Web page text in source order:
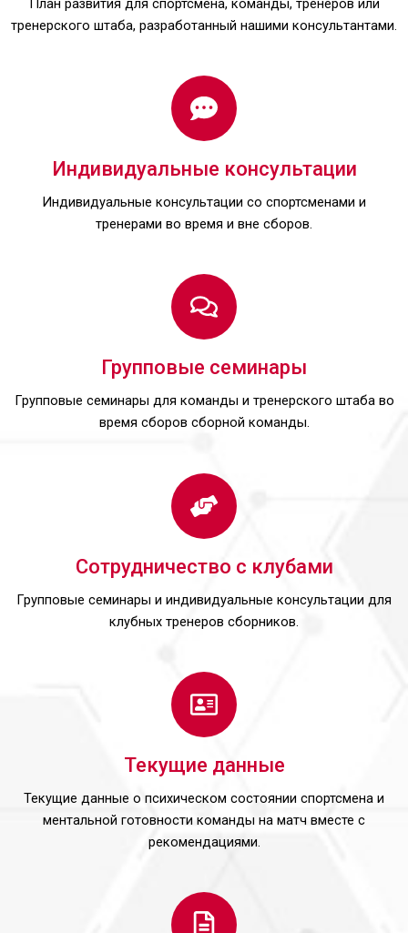
План развития для спортсмена, команды, тренеров или
тренерского штаба, разработанный нашими консультантами.
Индивидуальные консультации
Индивидуальные консультации со спортсменами и
тренерами во время и вне сборов.
Групповые семинары
Групповые семинары для команды и тренерского штаба во
время сборов сборной команды.
Сотрудничество с клубами
Групповые семинары и индивидуальные консультации для
клубных тренеров сборников.
Текущие данные
Текущие данные о психическом состоянии спортсмена и
ментальной готовности команды на матч вместе с
рекомендациями.